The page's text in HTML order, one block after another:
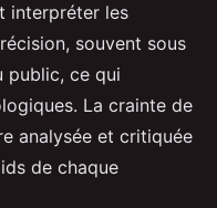
interpréter les
souvent sous
public, ce qui
La crainte de
analysée et critiquée
de chaque